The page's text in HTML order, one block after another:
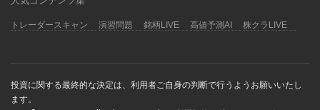
トレーダースキャン 演習問題 銘柄LIVE 高値予測AI 株クラLIVE
投資に関する最終的な決定は、利用者ご自身の判断で行うようお願いいたし
ます。